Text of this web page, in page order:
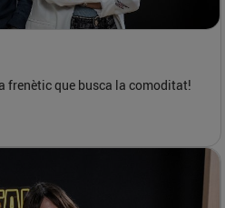
frenètic que busca la comoditat!